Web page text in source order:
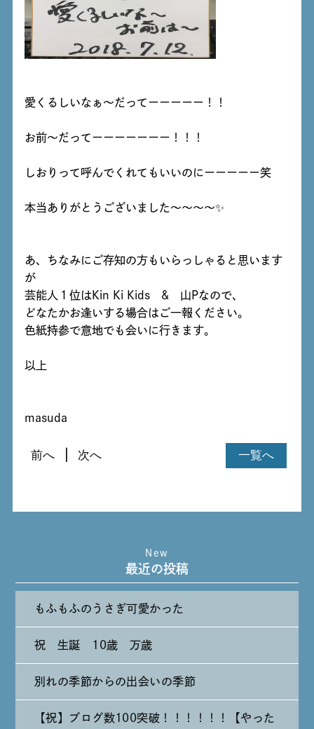
愛くるしいなぁ～だってーーーーー！！
お前～だってーーーーーーー！！！
しおりって呼んでくれてもいいのにーーーーー笑
本当ありがとうございました～～～～✨
あ、ちなみにご存知の方もいらっしゃると思います
が
芸能人１位はKin Ki Kids & 山Pなので、
どなたかお逢いする場合はご一報ください。
色紙持参で意地でも会いに行きます。
以上
masuda
一覧へ
前へ 次へ
New
最近の投稿
もふもふのうさぎ可愛かった
祝 生誕 10歳 万歳
別れの季節からの出会いの季節
【祝】ブログ数100突破！！！！！！【やった